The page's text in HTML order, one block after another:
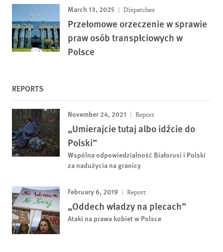
March 13, 2025 Dispatches
Przełomowe orzeczenie w sprawie
praw osób transpłciowych w
Polsce
REPORTS
November 24, 2021 Report
„Umierajcie tutaj albo idźcie do
Polski”
Wspólna odpowiedzialność Białorusi i Polski
za nadużycia na granicy
February 6, 2019 Report
„Oddech władzy na plecach”
Ataki na prawa kobiet w Polsce